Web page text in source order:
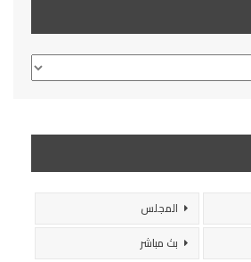
المجلس
بث مباشر